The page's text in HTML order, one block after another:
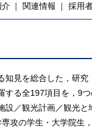
介 関連情報 採用
見を総合した，研
る全197項目を，9つ
／観光計画／観光
攻の学生・大学院生